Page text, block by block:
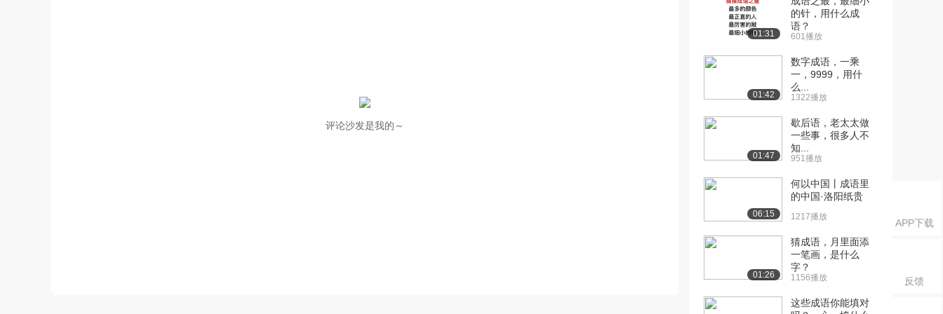
APP下载
反馈
评论沙发是我的～
01:31
的针，用什么成
语？
601播放
01:42
数字成语，一乘
一，9999，用什
么...
1322播放
01:47
歇后语，老太太做
一些事，很多人不
知...
951播放
06:15
何以中国丨成语里
的中国·洛阳纸贵
1217播放
01:26
猜成语，月里面添
一笔画，是什么
字？
1156播放
这些成语你能填对